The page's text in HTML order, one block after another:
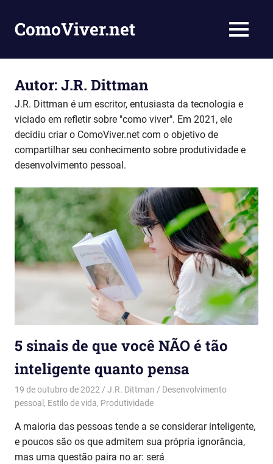
contentComoViver.net
viver
e
inspirar
pessoas
MENU
Autor:J.R. Dittman
J.R. Dittman é um escritor, entusiasta da tecnologia e
viciado em refletir sobre "como viver". Em 2021, ele
decidiu criar o ComoViver.net com o objetivo de
compartilhar seu conhecimento sobre produtividade e
desenvolvimento pessoal.
5 sinais de que você NÃO é tão
inteligente quanto pensa
19 de outubro de 2022 J.R. Dittman
Desenvolvimento
pessoal, Estilo de vida, Produtividade
A maioria das pessoas tende a se considerar inteligente,
e poucos são os que admitem sua própria ignorância,
mas uma questão paira no ar: será